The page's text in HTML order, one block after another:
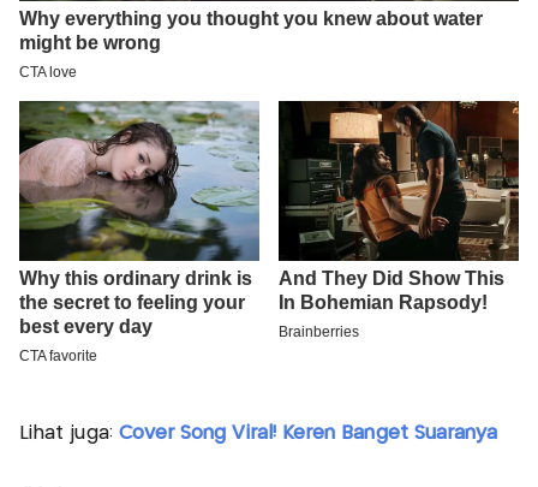
Lihat juga: Cover Song Viral! Keren Banget Suaranya